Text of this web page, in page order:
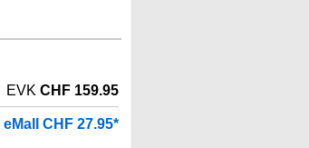
EVK CHF 159.95
eMall CHF 27.95*